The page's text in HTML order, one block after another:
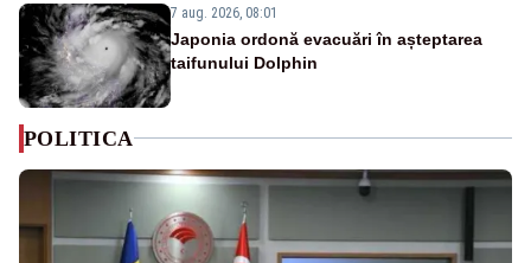
7 aug. 2026, 08:01
Japonia ordonă evacuări în așteptarea
taifunului Dolphin
POLITICA